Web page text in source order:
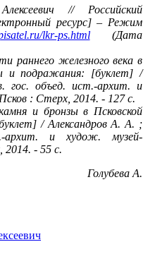
// Российский
ресурс] – Режим
lkr-ps.html(Дата
раннего железного века в
и подражания: [буклет] /
гос. объед. ист.-архит. и
: Стерх, 2014. - 127 с.
и бронзы в Псковской
/ Александров А. А. ;
архит. и худож. музей-
2014. - 55 с.
Голубева А.